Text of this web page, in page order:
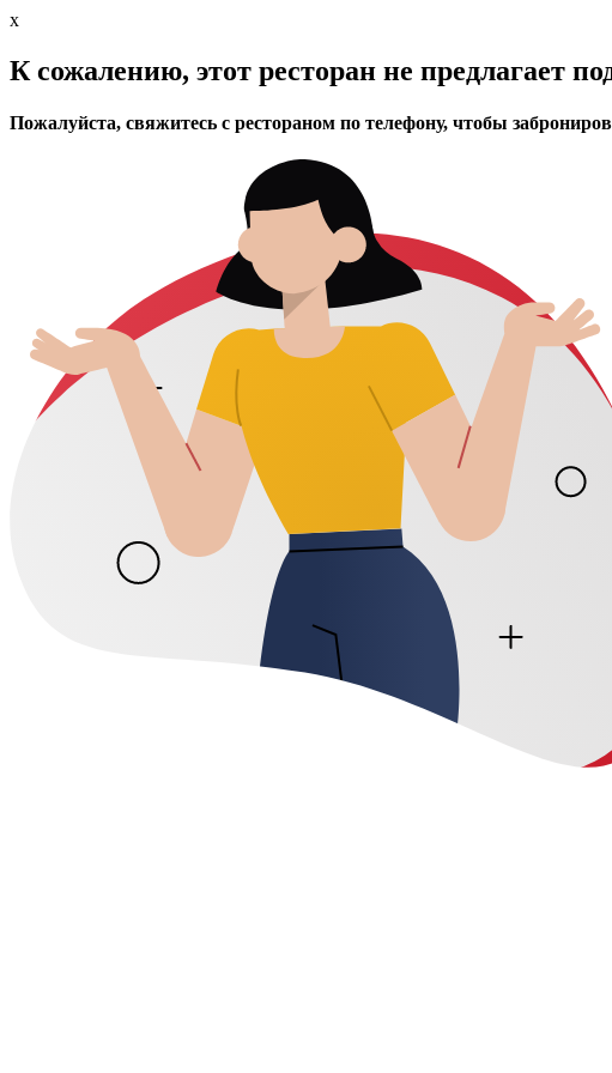
x
К сожалению, этот ресторан не предлагает
Пожалуйста, свяжитесь с рестораном по телефону, чтобы